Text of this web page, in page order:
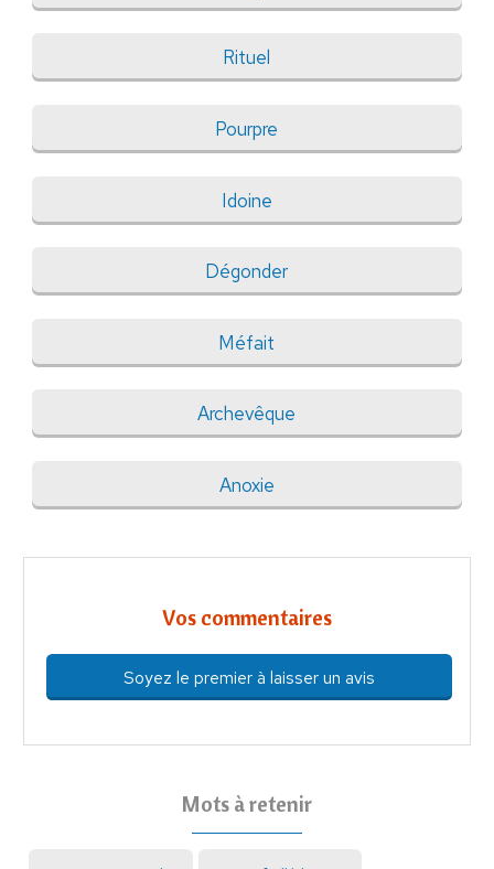
Rituel
Pourpre
Idoine
Dégonder
Méfait
Archevêque
Anoxie
Vos commentaires
Soyez le premier à laisser un avis
Mots à retenir